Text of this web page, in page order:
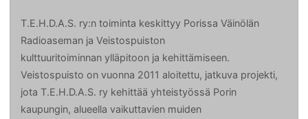
T.E.H.D.A.S. ry:n toiminta keskittyy Porissa Väinölän
Radioaseman ja Veistospuiston
kulttuuritoiminnan ylläpitoon ja kehittämiseen.
Veistospuisto on vuonna 2011 aloitettu, jatkuva projekti,
jota T.E.H.D.A.S. ry kehittää yhteistyössä Porin
kaupungin, alueella vaikuttavien muiden